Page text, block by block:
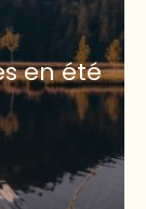
en été